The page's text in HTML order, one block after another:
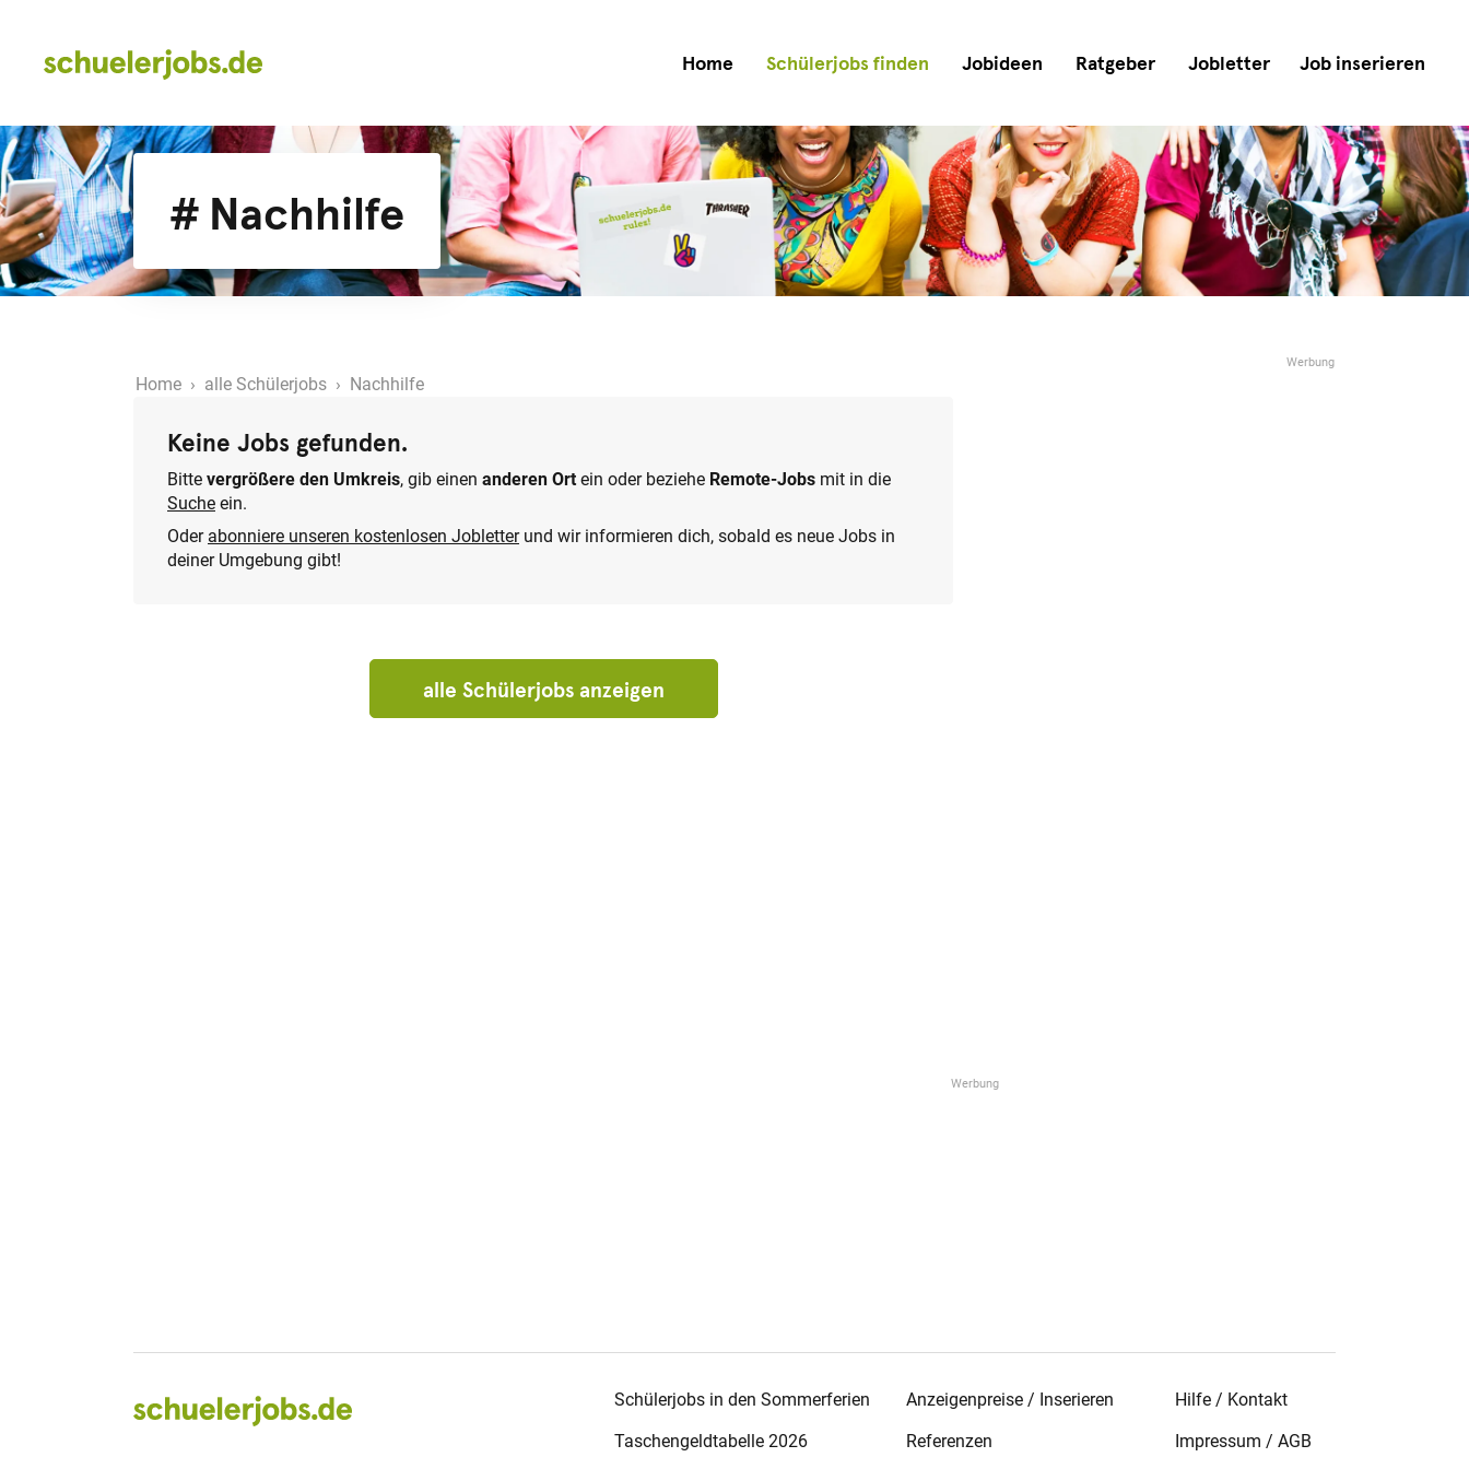
Home Schülerjobs finden Jobideen Ratgeber Jobletter Job inserieren
# Nachhilfe
Home › alle Schülerjobs › Nachhilfe
Keine Jobs gefunden.
Bitte vergrößere den Umkreis, gib einen anderen Ort ein oder beziehe Remote-Jobs mit in die
Suche ein.
Oder abonniere unseren kostenlosen Jobletterund wir informieren dich, sobald es neue Jobs in
deiner Umgebung gibt!
alle Schülerjobs anzeigen
Schülerjobs in den Sommerferien
Taschengeldtabelle 2026
Anzeigenpreise / Inserieren
Referenzen
Hilfe / Kontakt
Impressum / AGB